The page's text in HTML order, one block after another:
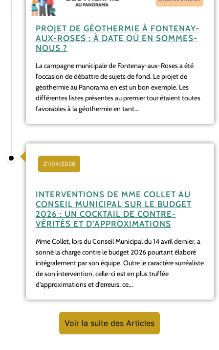
PROJET DE GÉOTHERMIE À FONTENAY-
AUX-ROSES : À DATE OÙ EN SOMMES-
NOUS ?
La campagne municipale de Fontenay-aux-Roses a été
l’occasion de débattre de sujets de fond. Le projet de
géothermie au Panorama en est un bon exemple. Les
différentes listes présentes au premier tour étaient toutes
favorables à la géothermie en tant...
21/04/2026
INTERVENTIONS DE MME COLLET AU
CONSEIL MUNICIPAL SUR LE BUDGET
2026 : UN COCKTAIL DE CONTRE-
VÉRITÉS ET D’APPROXIMATIONS
Mme Collet, lors du Conseil Municipal du 14 avril dernier, a
sonné la charge contre le budget 2026 pourtant élaboré
intégralement par son équipe. Outre le caractère surréaliste
de son intervention, celle-ci est en plus truffée
d’approximations et d’erreurs, ce...
Voir la suite des Articles